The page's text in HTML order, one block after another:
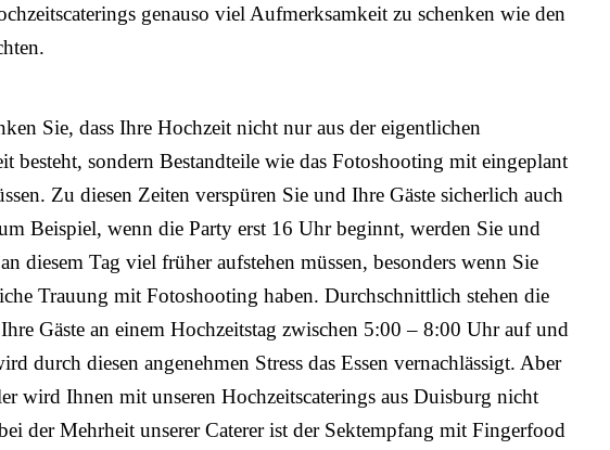
genauso viel Aufmerksamkeit zu schenken wie den
Sie, dass Ihre Hochzeit nicht nur aus der eigentlichen
besteht, sondern Bestandteile wie das Fotoshooting mit eingeplant
Zu diesen Zeiten verspüren Sie und Ihre Gäste sicherlich auch
Beispiel, wenn die Party erst 16 Uhr beginnt, werden Sie und
diesem Tag viel früher aufstehen müssen, besonders wenn Sie
Trauung mit Fotoshooting haben. Durchschnittlich stehen die
Gäste an einem Hochzeitstag zwischen 5:00 – 8:00 Uhr auf und
durch diesen angenehmen Stress das Essen vernachlässigt. Aber
wird Ihnen mit unseren Hochzeitscaterings aus Duisburg nicht
der Mehrheit unserer Caterer ist der Sektempfang mit Fingerfood